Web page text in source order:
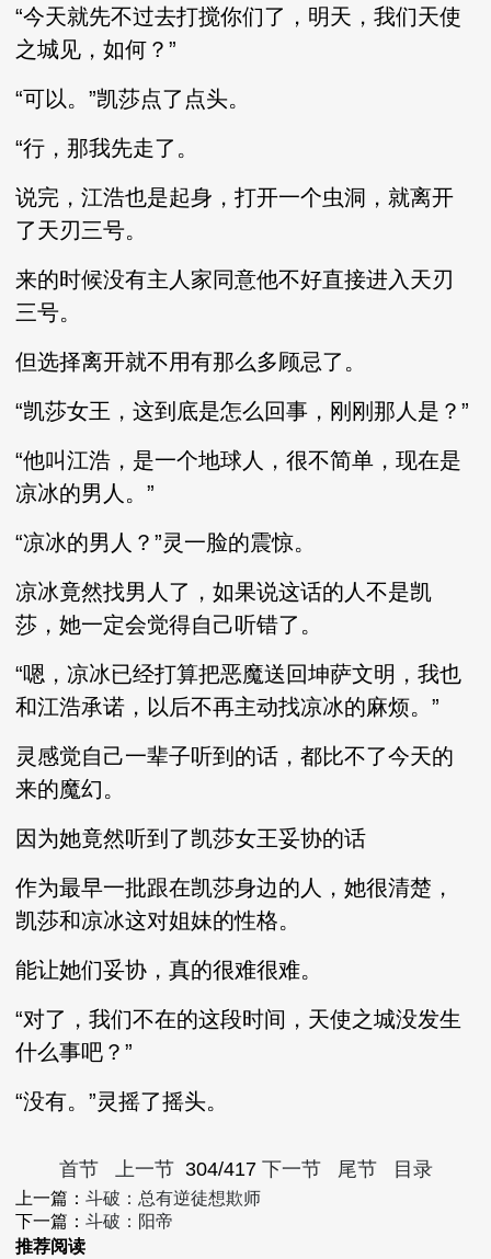
“今天就先不过去打搅你们了，明天，我们天使
之城见，如何？”
“可以。”凯莎点了点头。
“行，那我先走了。
说完，江浩也是起身，打开一个虫洞，就离开
了天刃三号。
来的时候没有主人家同意他不好直接进入天刃
三号。
但选择离开就不用有那么多顾忌了。
“凯莎女王，这到底是怎么回事，刚刚那人是？”
“他叫江浩，是一个地球人，很不简单，现在是
凉冰的男人。”
“凉冰的男人？”灵一脸的震惊。
凉冰竟然找男人了，如果说这话的人不是凯
莎，她一定会觉得自己听错了。
“嗯，凉冰已经打算把恶魔送回坤萨文明，我也
和江浩承诺，以后不再主动找凉冰的麻烦。”
灵感觉自己一辈子听到的话，都比不了今天的
来的魔幻。
因为她竟然听到了凯莎女王妥协的话
作为最早一批跟在凯莎身边的人，她很清楚，
凯莎和凉冰这对姐妹的性格。
能让她们妥协，真的很难很难。
“对了，我们不在的这段时间，天使之城没发生
什么事吧？”
“没有。”灵摇了摇头。
首节 上一节 304/417 下一节 尾节 目录
上一篇：斗破：总有逆徒想欺师
下一篇：斗破：阳帝
推荐阅读